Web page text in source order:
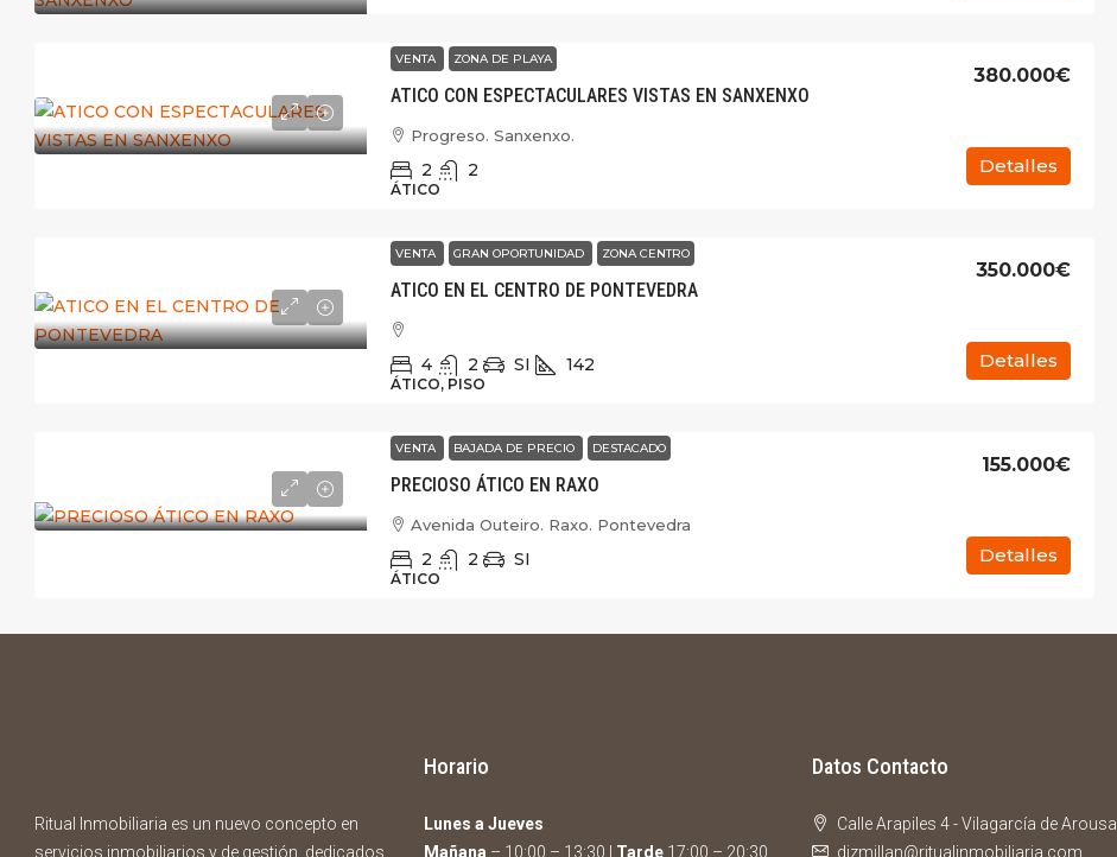
VENTA ZONA DE PLAYA
ATICO CON ESPECTACULARES VISTAS EN SANXENXO
380.000€
Progreso. Sanxenxo.
2 2
ÁTICO
Detalles
VENTA GRAN OPORTUNIDAD ZONA CENTRO
ATICO EN EL CENTRO DE PONTEVEDRA
350.000€
4 2 SI 142
ÁTICO, PISO
Detalles
VENTA BAJADA DE PRECIO DESTACADO
PRECIOSO ÁTICO EN RAXO
155.000€
Avenida Outeiro. Raxo. Pontevedra
2 2 SI
ÁTICO
Detalles
Ritual Inmobiliaria es un nuevo concepto en
servicios inmobiliarios y de gestión, dedicados
Horario
Lunes a Jueves
Mañana – 10:00 – 13:30 | Tarde17:00 – 20:30
Datos Contacto
Calle Arapiles 4 - Vilagarcía de Arousa
dizmillan@ritualinmobiliaria.com